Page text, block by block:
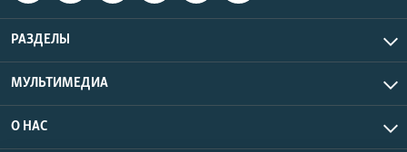
РАЗДЕЛЫ
МУЛЬТИМЕДИА
О НАС